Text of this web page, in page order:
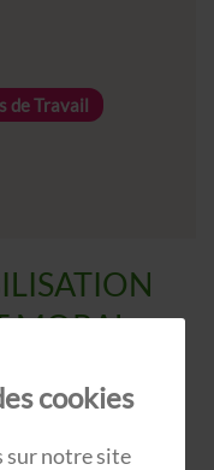
de Travail
MORAL
de
cookies
sur notre site